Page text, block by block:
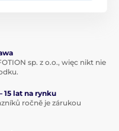
sp. z o.o., więc nikt nie
lat na rynku
ročně je zárukou